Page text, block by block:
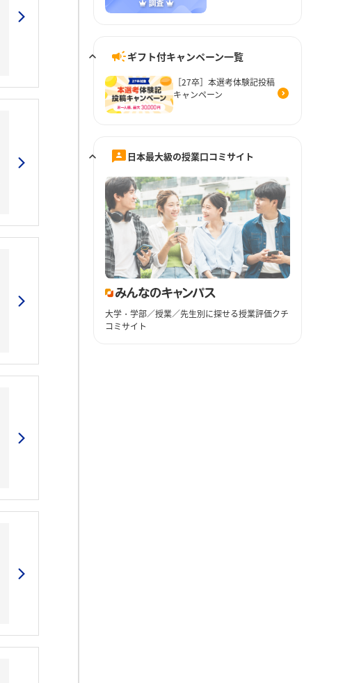
ギフト付キャンペーン一覧
［27卒］本選考体験記投稿
キャンペーン
日本最大級の授業口コミサイト
大学・学部／授業／先生別に探せる授業評価クチ
コミサイト